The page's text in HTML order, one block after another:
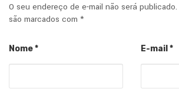
O seu endereço de e-mail não será publicado.
são marcados com *
Nome* E-mail *